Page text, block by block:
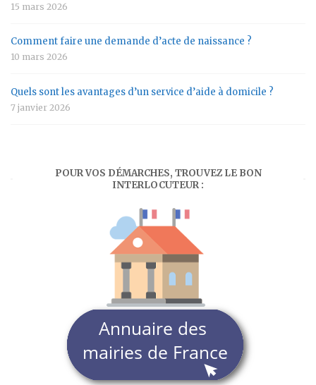
15 mars 2026
Comment faire une demande d’acte de naissance ?
10 mars 2026
Quels sont les avantages d’un service d’aide à domicile ?
7 janvier 2026
POUR VOS DÉMARCHES, TROUVEZ LE BON
INTERLOCUTEUR :